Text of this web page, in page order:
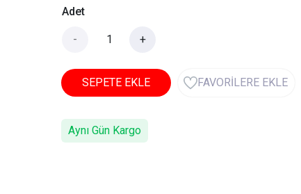
Adet
- +
SEPETE EKLE FAVORİLERE EKLE
Aynı Gün Kargo